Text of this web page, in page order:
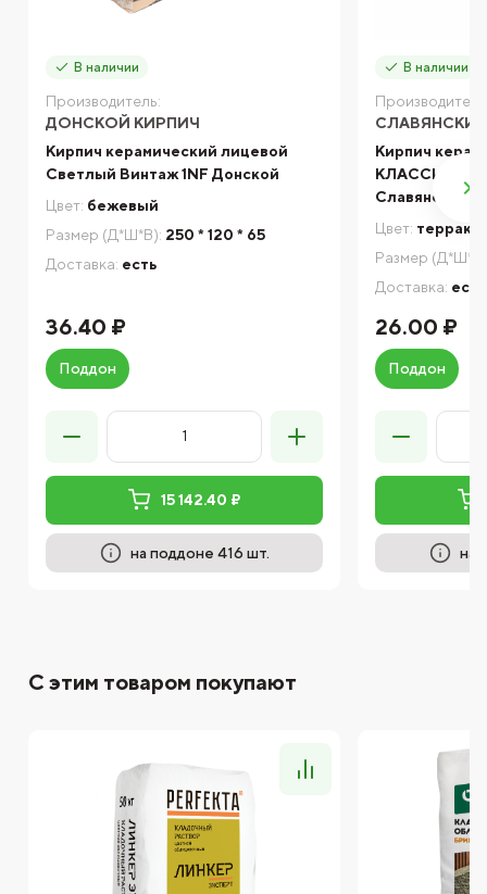
В наличии
Производитель:
ДОНСКОЙ КИРПИЧ
Кирпич керамический лицевой
Светлый Винтаж 1NF Донской
Цвет: бежевый
Размер (Д*Ш*В): 250 * 120 * 65
Доставка: есть
36.40 ₽
Поддон
15 142.40 ₽
на поддоне 416 шт.
В наличии
Кирпич
КЛАССИК-
Славянский
Цвет:
Размер
Доставка: есть
26.00 ₽
Поддон
на
С этим товаром покупают